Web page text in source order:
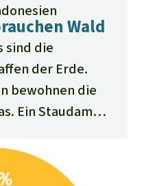
Wald
sind die
der Erde.
bewohnen die
Ein Staudamm
Tiere – und
können wir